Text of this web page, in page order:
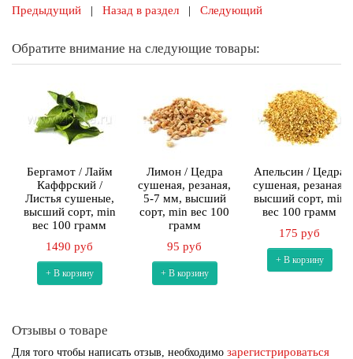
Предыдущий | Назад в раздел | Следующий
Обратите внимание на следующие товары:
Бергамот / Лайм
Каффрский /
Листья сушеные,
высший сорт, min
вес 100 грамм
1490 руб
+ В корзину
Лимон / Цедра
сушеная, резаная,
5-7 мм, высший
сорт, min вес 100
грамм
95 руб
+ В корзину
Апельсин / Цедра
сушеная, резаная,
высший сорт, min
вес 100 грамм
175 руб
+ В корзину
Отзывы о товаре
Для того чтобы написать отзыв, необходимо зарегистрироваться